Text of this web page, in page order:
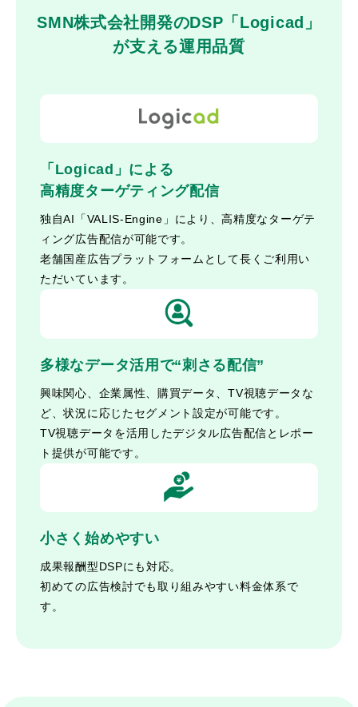
SMN株式会社開発のDSP「Logicad」
が支える運用品質
「Logicad」による
高精度ターゲティング配信
独自AI「VALIS-Engine」により、高精度なターゲテ
ィング広告配信が可能です。
老舗国産広告プラットフォームとして長くご利用い
ただいています。
多様なデータ活用で“刺さる配信”
興味関心、企業属性、購買データ、TV視聴データな
ど、状況に応じたセグメント設定が可能です。
TV視聴データを活用したデジタル広告配信とレポー
ト提供が可能です。
小さく始めやすい
成果報酬型DSPにも対応。
初めての広告検討でも取り組みやすい料金体系で
す。